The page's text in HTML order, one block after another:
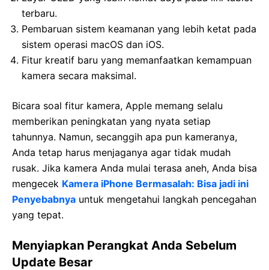
terbaru.
Pembaruan sistem keamanan yang lebih ketat pada
sistem operasi macOS dan iOS.
Fitur kreatif baru yang memanfaatkan kemampuan
kamera secara maksimal.
Bicara soal fitur kamera, Apple memang selalu
memberikan peningkatan yang nyata setiap
tahunnya. Namun, secanggih apa pun kameranya,
Anda tetap harus menjaganya agar tidak mudah
rusak. Jika kamera Anda mulai terasa aneh, Anda bisa
mengecek Kamera iPhone Bermasalah: Bisa jadi ini
Penyebabnya untuk mengetahui langkah pencegahan
yang tepat.
Menyiapkan Perangkat Anda Sebelum
Update Besar